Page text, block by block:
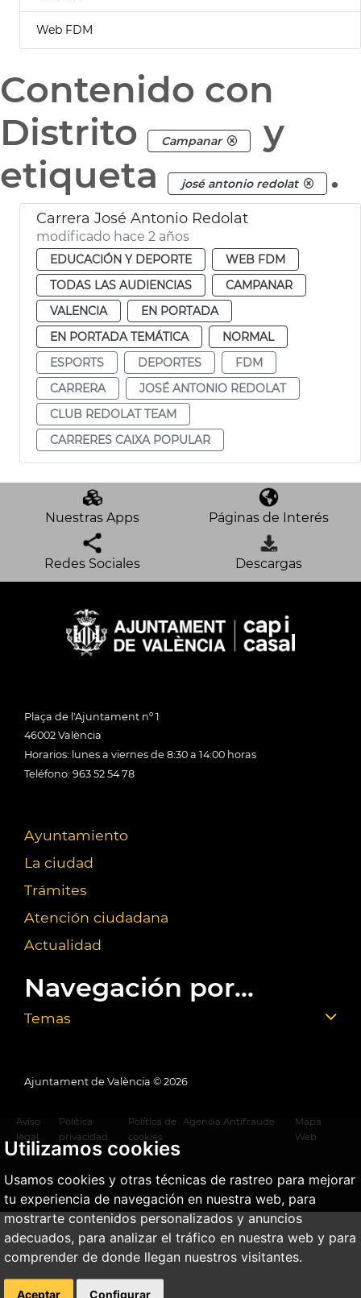
Utilizamos cookies
Usamos cookies y otras técnicas de rastreo para mejorar
tu experiencia de navegación en nuestra web, para
mostrarte contenidos personalizados y anuncios
adecuados, para analizar el tráfico en nuestra web y para
comprender de donde llegan nuestros visitantes.
Aceptar Configurar
Web FDM
Contenido con
Distrito
Campanar
y
etiqueta
josé antonio redolat .
Carrera José Antonio Redolat
modificado hace 2 años
EDUCACIÓN Y DEPORTE
WEB FDM
TODAS LAS AUDIENCIAS
CAMPANAR
VALENCIA
EN PORTADA
EN PORTADA TEMÁTICA
NORMAL
ESPORTS
DEPORTES
FDM
CARRERA
JOSÉ ANTONIO REDOLAT
CLUB REDOLAT TEAM
CARRERES CAIXA POPULAR
Nuestras Apps Páginas de Interés
Redes Sociales Descargas
Plaça de l'Ajuntament nº 1
46002 València
Horarios: lunes a viernes de 8:30 a 14:00 horas
Teléfono: 963 52 54 78
Ayuntamiento
La ciudad
Trámites
Atención ciudadana
Actualidad
Navegación por...
Temas
Ajuntament de València © 2026
Aviso
legal
Política
privacidad
Política de
cookies
Agencia Antifraude
Mapa
Web